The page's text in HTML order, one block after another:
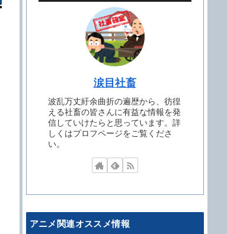
涙目社畜
波乱万丈紆余曲折の遍歴から、彷徨
える社畜の皆さんに有益な情報を発
信していけたらと思っています。詳
しくはプロフページをご覧くださ
い。
アニメ関連オススメ情報